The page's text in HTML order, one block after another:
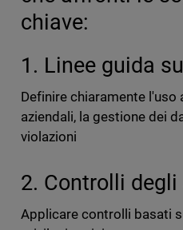
chiave:
1. Linee guida
Definire chiaramente
aziendali, la gestione dei
violazioni
2. Controlli degli
Applicare controlli basati